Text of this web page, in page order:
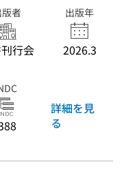
版者
行会
出版年
2026.3
詳細を見
る